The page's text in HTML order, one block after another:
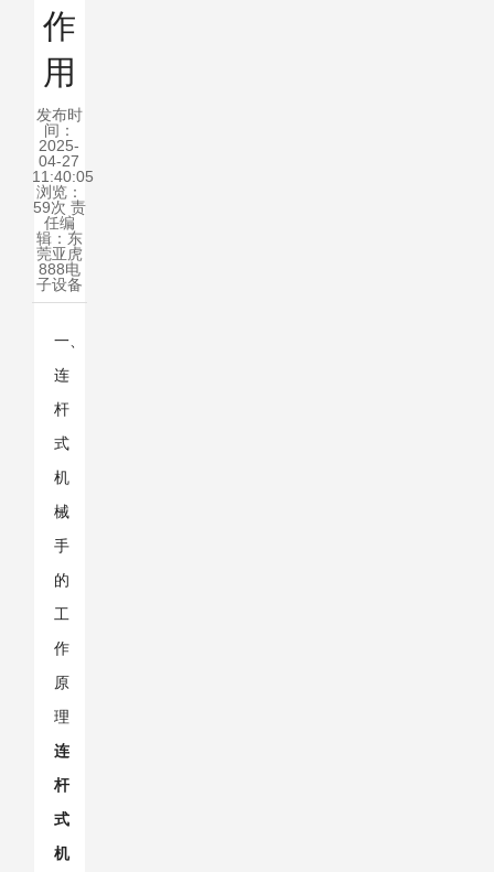
作
用
发布时
间：
2025-
04-27
11:40:05
浏览：
59次 责
任编
辑： 东
莞亚虎
888电
子设备
一、
连
杆
式
机
械
手
的
工
作
原
理
连
杆
式
机